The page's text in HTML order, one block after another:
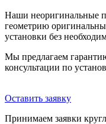
Наши неоригинальные
геометрию
установки без
Мы предлагаем
консультации по
Оставить заявку
Принимаем заявки